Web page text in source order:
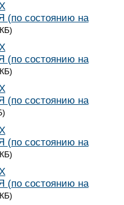
состоянию на
состоянию на
состоянию на
состоянию на
состоянию на